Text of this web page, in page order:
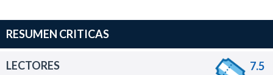
RESUMEN CRITICAS
LECTORES 7.5